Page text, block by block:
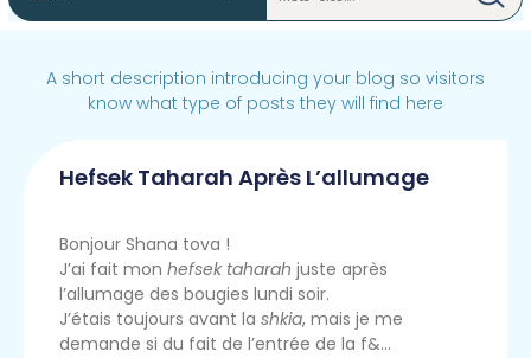
A short description introducing your blog so visitors
know what type of posts they will find here
Hefsek Taharah Après L’allumage
Bonjour Shana tova !
J’ai fait mon hefsek taharah juste après
l’allumage des bougies lundi soir.
J’étais toujours avant la shkia, mais je me
demande si du fait de l’entrée de la f&...